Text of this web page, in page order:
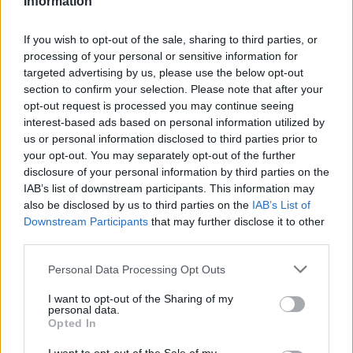
If you wish to opt-out of the sale, sharing to third parties, or
processing of your personal or sensitive information for
targeted advertising by us, please use the below opt-out
section to confirm your selection. Please note that after your
opt-out request is processed you may continue seeing
interest-based ads based on personal information utilized by
us or personal information disclosed to third parties prior to
your opt-out. You may separately opt-out of the further
disclosure of your personal information by third parties on the
IAB’s list of downstream participants. This information may
also be disclosed by us to third parties on the IAB’s List of
Downstream Participants that may further disclose it to other
Personal Data Processing Opt Outs
I want to opt-out of the Sharing of my
personal data.
Opted In
Video/ Dy të vrarë dhe 13
të plagosur nga
shpërthimi i një minibusi
pranë Damaskut
Konflikt për shërbimin në
një hotel në Dhërmi, ish-
zyrtari i Policisë dyshohet
se kërcënoi kamerierin
dhe administratorin
qytetarëve nga protesta:
Mbi partitë të vendosim
Shqipërinë, ka ardhur
koha e brezit të ri
Don Xhoni i kthehet
ashpër një personi në
publik, çfarë ndodhi me